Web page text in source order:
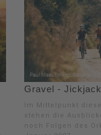
Gravel -
Im Mittelpunkt
stehen die
noch Folgen des